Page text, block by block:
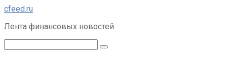
Перейти
контенту
cfeed.ru
Лента финансовых новостей